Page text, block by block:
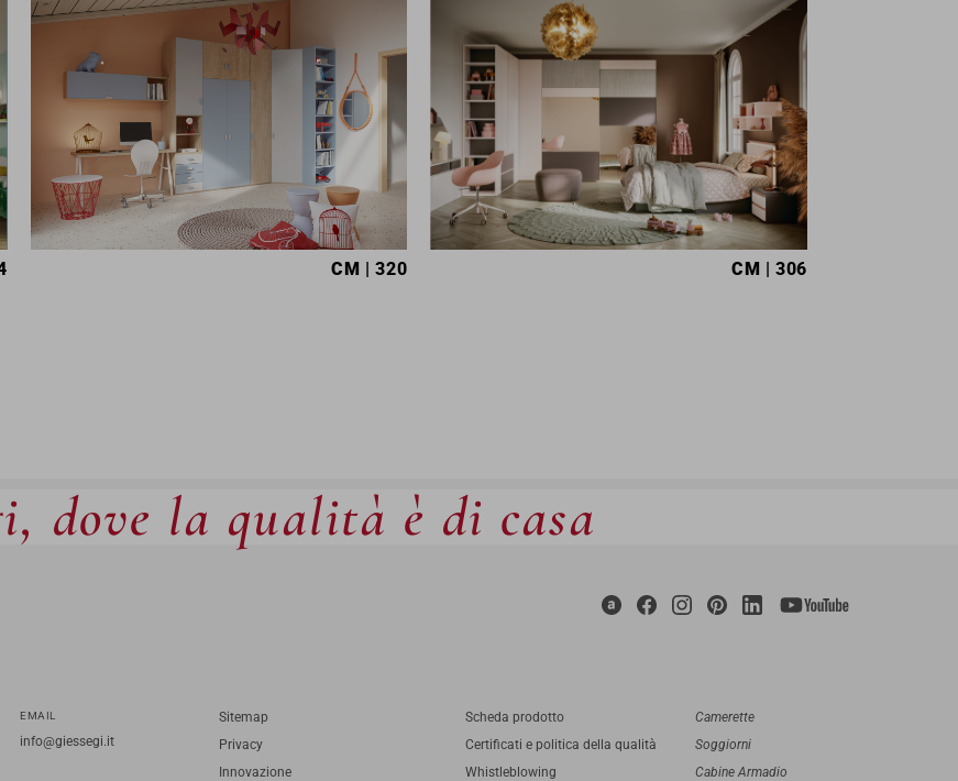
CM | 320 CM | 306
dove la qualità è di casa
EMAIL
info@giessegi.it
Sitemap
Privacy
Innovazione
Scheda prodotto
Certificati e politica della qualità
Whistleblowing
Camerette
Soggiorni
Cabine Armadio